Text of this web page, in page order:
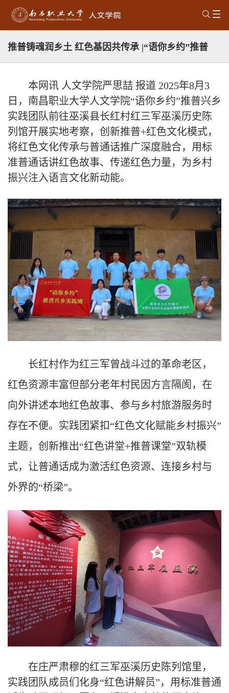
推普铸魂润乡土 红色基因共传承 |“语你乡约”推普
实践团探访红三军巫溪历史陈列馆
本网讯 人文学院严思喆 报道 2025年8月3
日，南昌职业大学人文学院“语你乡约”推普兴乡
实践团 队前往巫溪县长红村红三军巫溪历史陈
列馆开展实地考察，创新推普+红色文化模式，
将红色文化传承与普通话推广深度融合，用标
准普通话讲红色故事、传递红色力量，为乡村
振兴注入语言文化新动能。
长红村作为红三军曾战斗过的革命老区，
红色资源丰富但部分老年村民因方言隔阂，在
向外讲述本地红色故事、参与乡村旅游服务时
存在不便。 实践团紧扣“红色文化赋能乡村振兴”
主题，创新推出“红色讲堂+推普课堂”双轨模
式，让普通话成为激活红色资源、连接乡村与
外界的“桥梁”。
在庄严肃穆的红三军巫溪历史陈列馆里，
实践团队成员们化身“红色讲解员”， 用标准普通